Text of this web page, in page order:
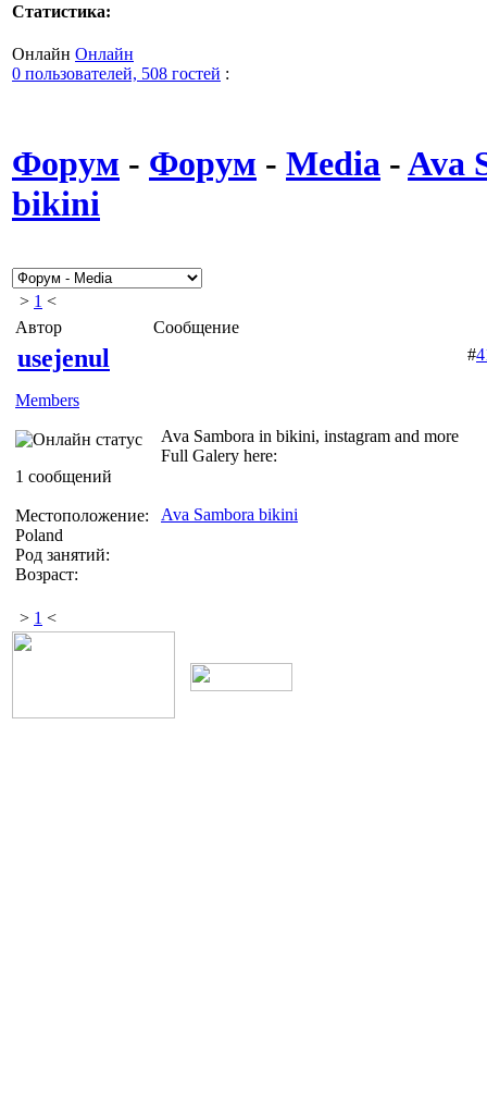
Статистика:
Онлайн Онлайн
0 пользователей, 508 гостей :
Форум - Форум - Media -Ava
bikini
> 1 <
Автор
Сообщение
usejenul
Members
1 сообщений
Местоположение:
Poland
Род занятий:
Возраст:
#
Ava Sambora in bikini, instagram and more
Full Galery here:
Ava Sambora bikini
> 1 <